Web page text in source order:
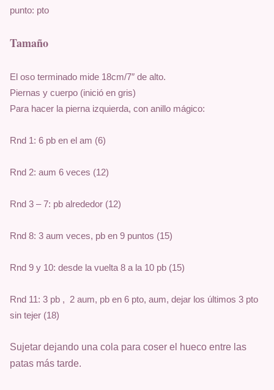
punto: pto
Tamaño
El oso terminado mide 18cm/7″ de alto.
Piernas y cuerpo (inició en gris)
Para hacer la pierna izquierda, con anillo mágico:
Rnd 1: 6 pb en el am (6)
Rnd 2: aum 6 veces (12)
Rnd 3 – 7: pb alrededor (12)
Rnd 8: 3 aum veces, pb en 9 puntos (15)
Rnd 9 y 10: desde la vuelta 8 a la 10 pb (15)
Rnd 11: 3 pb ,  2 aum, pb en 6 pto, aum, dejar los últimos 3 pto
sin tejer (18)
Sujetar dejando una cola para coser el hueco entre las
patas más tarde.